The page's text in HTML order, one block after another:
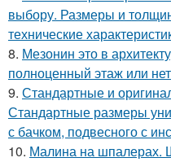
выбору. Размеры и
технические
8. Мезонин это в
полноценный этаж или нет
9. Стандартные и
Стандартные размеры
с бачком, подвесного с
10. Малина на шпалерах.